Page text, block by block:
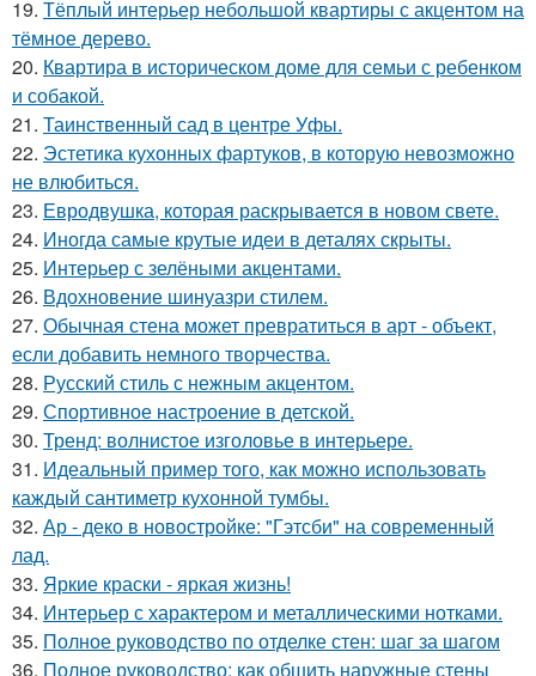
19. Тёплый интерьер небольшой квартиры с акцентом на
тёмное дерево.
20. Квартира в историческом доме для семьи с ребенком
и собакой.
21. Таинственный сад в центре Уфы.
22. Эстетика кухонных фартуков, в которую невозможно
не влюбиться.
23. Евродвушка, которая раскрывается в новом свете.
24. Иногда самые крутые идеи в деталях скрыты.
25. Интерьер с зелёными акцентами.
26. Вдохновение шинуазри стилем.
27. Обычная стена может превратиться в арт - объект,
если добавить немного творчества.
28. Русский стиль с нежным акцентом.
29. Спортивное настроение в детской.
30. Тренд: волнистое изголовье в интерьере.
31. Идеальный пример того, как можно использовать
каждый сантиметр кухонной тумбы.
32. Ар - деко в новостройке: "Гэтсби" на современный
лад.
33. Яркие краски - яркая жизнь!
34. Интерьер с характером и металлическими нотками.
35. Полное руководство по отделке стен: шаг за шагом
36. Полное руководство: как обшить наружные стены